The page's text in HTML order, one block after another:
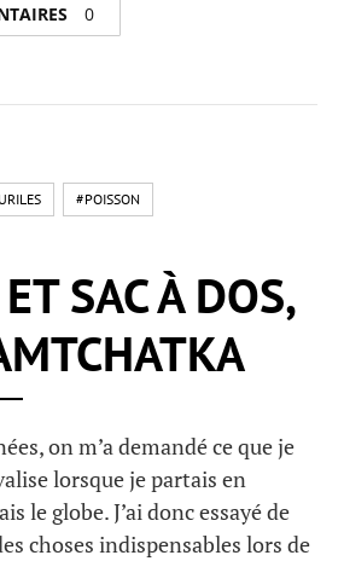
0
#POISSON
SAC À DOS,
on m’a demandé ce que je
lorsque je partais en
le globe. J’ai donc essayé de
choses indispensables lors de